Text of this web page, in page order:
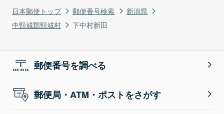
日本郵便トップ 郵便番号検索
新潟県
中頸城郡頸城村
下中村新田
郵便番号を調べる
郵便局・ATM・ポストをさがす